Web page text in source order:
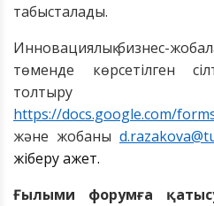
табысталады.
Инновациялық бизнес-
төменде көрсетілген
https://docs.google.com/
және жобаны
жіберу қажет.
Ғылыми форумға